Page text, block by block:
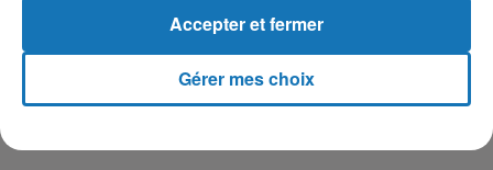
Gérer mes choix
Accepter et fermer